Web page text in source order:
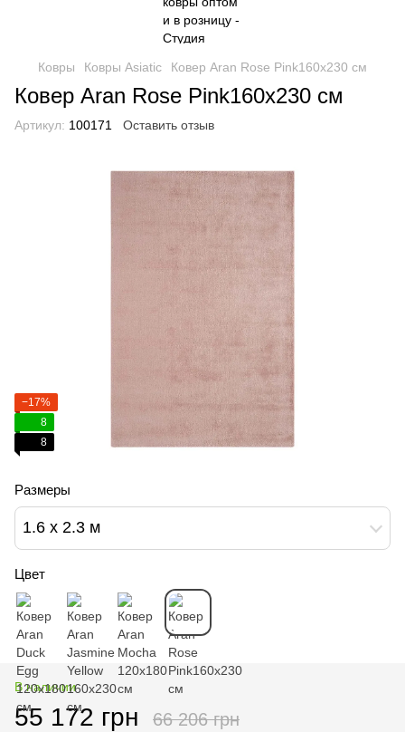
Ковры Ковры Asiatic Ковер Aran Rose Pink160х230 см
Ковер Aran Rose Pink160х230 см
Артикул: 100171 Оставить отзыв
−17%
8
8
Размеры
1.6 х 2.3 м
Цвет
В наличии
55 172 грн 66 206 грн